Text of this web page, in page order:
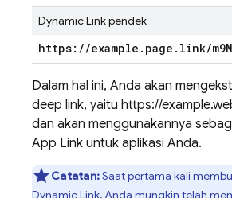
Dynamic Link pendek
https: //example . page . link/
Dalam hal ini, Anda akan
deep link, yaitu https://
dan akan menggunakannya
App Link untuk aplikasi Anda.
Catatan:Saat pertama kali
Dynamic Link, Anda mungkin telah